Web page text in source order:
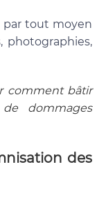
tout moyen
photographies,
comment bâtir
dommages
des